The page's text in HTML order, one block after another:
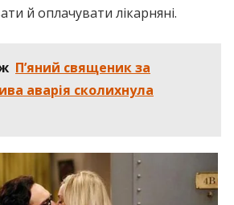
й оплачувати лікарняні.
П’яний священик за
аварія сколихнула